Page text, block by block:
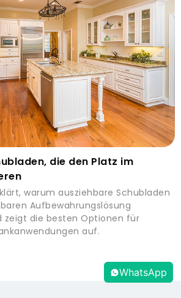
die den Platz im
warum ausziehbare Schubladen
Aufbewahrungslösung
zeigt die besten Optionen für
auf.
WhatsApp